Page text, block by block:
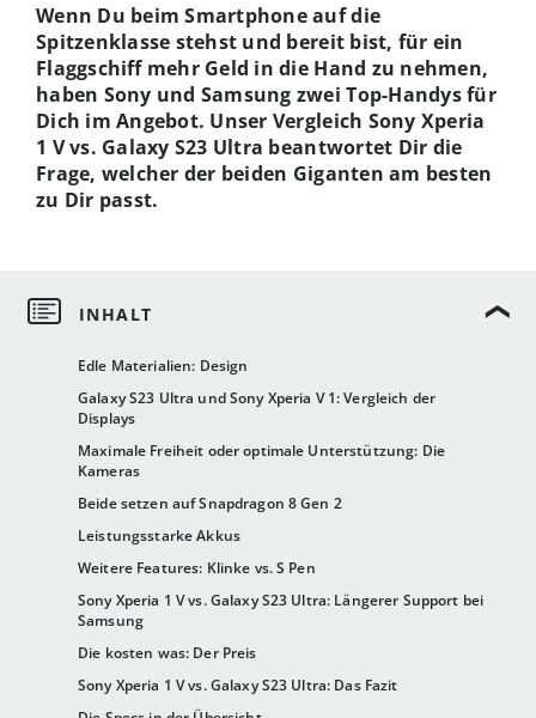
Edle Materialien: Design
Galaxy S23 Ultra und Sony Xperia V 1: Vergleich der
Displays
Maximale Freiheit oder optimale Unterstützung: Die
Kameras
Beide setzen auf Snapdragon 8 Gen 2
Leistungsstarke Akkus
Weitere Features: Klinke vs. S Pen
Sony Xperia 1 V vs. Galaxy S23 Ultra: Längerer Support bei
Samsung
Die kosten was: Der Preis
Sony Xperia 1 V vs. Galaxy S23 Ultra: Das Fazit
Wenn Du beim Smartphone auf die
Spitzenklasse stehst und bereit bist, für ein
Flaggschiff mehr Geld in die Hand zu nehmen,
haben Sony und Samsung zwei Top-Handys für
Dich im Angebot. Unser Vergleich Sony Xperia
1 V vs. Galaxy S23 Ultra beantwortet Dir die
Frage, welcher der beiden Giganten am besten
zu Dir passt.